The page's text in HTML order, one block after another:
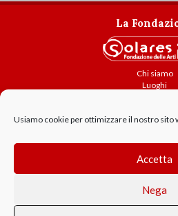
Usiamo cookie per ottimizzare il nostro sito
Accetta
Nega
La
Chi siamo
Luoghi
Contatti
Cookie Policy
GDPR - Privacy